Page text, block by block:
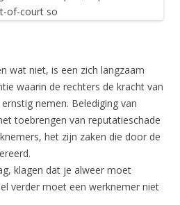
wat niet, is een zich langzaam
waarin de rechters de kracht van
nemen. Belediging van
toebrengen van reputatieschade
het zijn zaken die door de
klagen dat je alweer moet
verder moet een werknemer niet